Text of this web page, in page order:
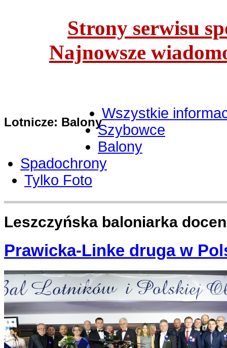
Strony serwisu
Najnowsze
Lotnicze: Balony
Wszystkie
Szybowce
Balony
Spadochrony
Tylko Foto
Leszczyńska baloniarka
Prawicka-Linke druga w